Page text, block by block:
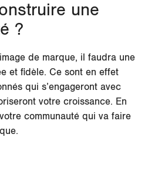
une
?
de marque, il faudra une
et fidèle. Ce sont en effet
qui s’engageront avec
votre croissance. En
communauté qui va faire